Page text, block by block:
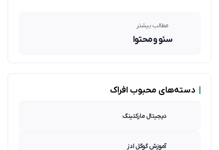
مطالب بیشتر
سئو و محتوا
دسته‌های محبوب افراک
دیجیتال مارکتینگ
آموزش گوگل ادز